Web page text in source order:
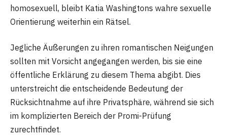
homosexuell, bleibt Katia Washingtons wahre sexuelle
Orientierung weiterhin ein Rätsel.
Jegliche Äußerungen zu ihren romantischen Neigungen
sollten mit Vorsicht angegangen werden, bis sie eine
öffentliche Erklärung zu diesem Thema abgibt. Dies
unterstreicht die entscheidende Bedeutung der
Rücksichtnahme auf ihre Privatsphäre, während sie sich
im komplizierten Bereich der Promi-Prüfung
zurechtfindet.